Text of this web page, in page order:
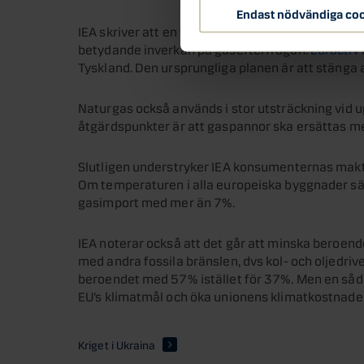
Endast nödvändiga
IEA skriver att en fördröjning av planerade
betydande inverkan på gasefterfrågan.Euractiv
Tyskland. Den ursprungliga planen är att
Naturgas också används i stor utsträckning vid
åtgärdspunkter är att gaspannor ska ersättas
Slutligen understryker IEA konsumenternas
Om temperaturen i alla europeiska byggnader
gasimport med mer än 7%.
IEA noterar också att det går att minska
med andra fossila bränslen, dvs kol- och
beroendet med 57% istället för 37%. Men en
EU’s klimatmål och öka unionens
Kriget i Ukraina